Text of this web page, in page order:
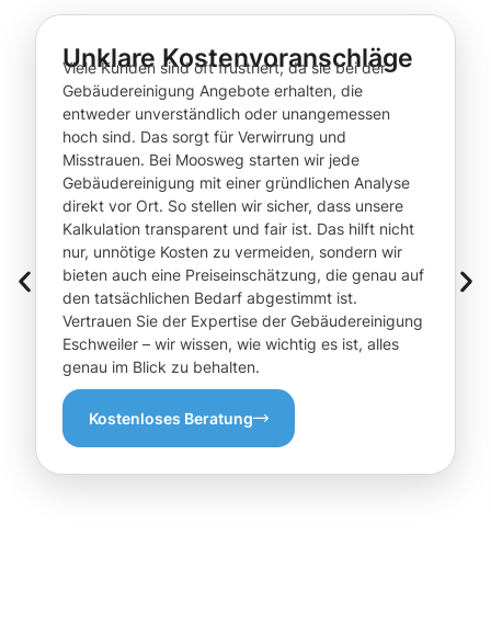
Unklare Kostenvoranschläge
Viele Kunden sind oft frustriert, da sie bei der
Gebäudereinigung Angebote erhalten, die
entweder unverständlich oder unangemessen
hoch sind. Das sorgt für Verwirrung und
Misstrauen. Bei Moosweg starten wir jede
Gebäudereinigung mit einer gründlichen Analyse
direkt vor Ort. So stellen wir sicher, dass unsere
Kalkulation transparent und fair ist. Das hilft nicht
nur, unnötige Kosten zu vermeiden, sondern wir
bieten auch eine Preiseinschätzung, die genau auf
den tatsächlichen Bedarf abgestimmt ist.
Vertrauen Sie der Expertise der Gebäudereinigung
Eschweiler – wir wissen, wie wichtig es ist, alles
genau im Blick zu behalten.
Kostenloses Beratung